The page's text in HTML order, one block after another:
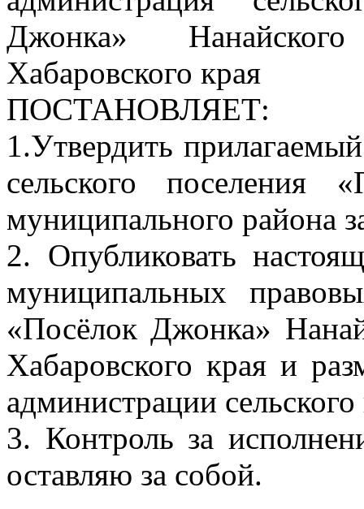
Джонка»
Хабаровского края
ПОСТАНОВЛЯЕТ:
1.Утвердить
сельского поселения
муниципального района
2. Опубликовать
муниципальных
«Посёлок Джонка»
Хабаровского края и
администрации
3. Контроль за
оставляю за собой.